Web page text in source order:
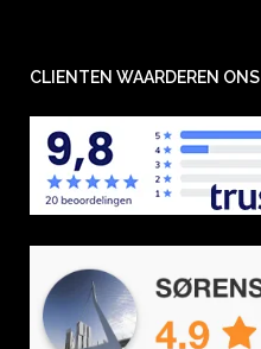
CLIENTEN WAARDEREN ONS